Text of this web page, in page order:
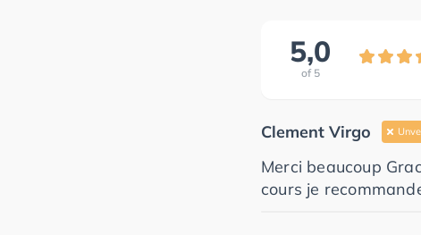
5,0
of 5
Clement Virgo
Merci beaucoup
cours je